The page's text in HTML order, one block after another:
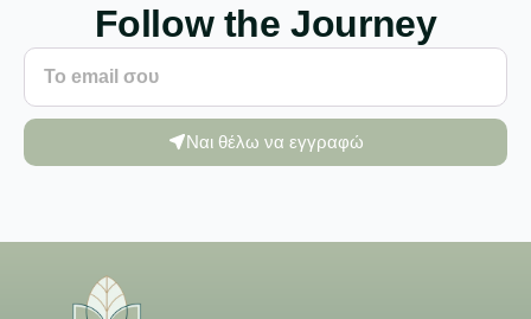
Follow the Journey
Ναι θέλω να εγγραφώ